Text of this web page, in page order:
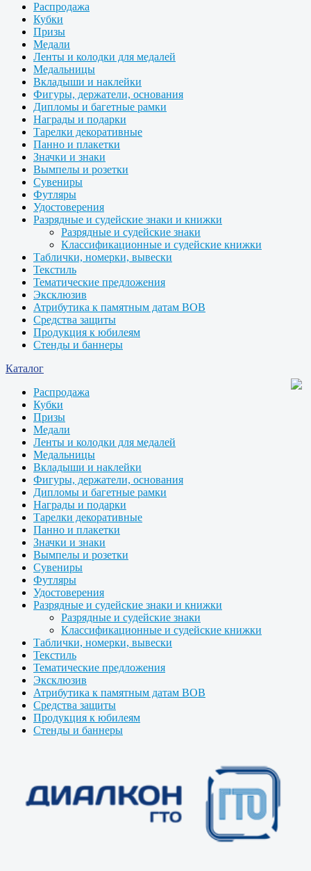
Распродажа
Кубки
Призы
Медали
Ленты и колодки для медалей
Медальницы
Вкладыши и наклейки
Фигуры, держатели, основания
Дипломы и багетные рамки
Награды и подарки
Тарелки декоративные
Панно и плакетки
Значки и знаки
Вымпелы и розетки
Сувениры
Футляры
Удостоверения
Разрядные и судейские знаки и книжки
Разрядные и судейские знаки
Классификационные и судейские книжки
Таблички, номерки, вывески
Текстиль
Тематические предложения
Эксклюзив
Атрибутика к памятным датам ВОВ
Средства защиты
Продукция к юбилеям
Стенды и баннеры
Каталог
Распродажа
Кубки
Призы
Медали
Ленты и колодки для медалей
Медальницы
Вкладыши и наклейки
Фигуры, держатели, основания
Дипломы и багетные рамки
Награды и подарки
Тарелки декоративные
Панно и плакетки
Значки и знаки
Вымпелы и розетки
Сувениры
Футляры
Удостоверения
Разрядные и судейские знаки и книжки
Разрядные и судейские знаки
Классификационные и судейские книжки
Таблички, номерки, вывески
Текстиль
Тематические предложения
Эксклюзив
Атрибутика к памятным датам ВОВ
Средства защиты
Продукция к юбилеям
Стенды и баннеры